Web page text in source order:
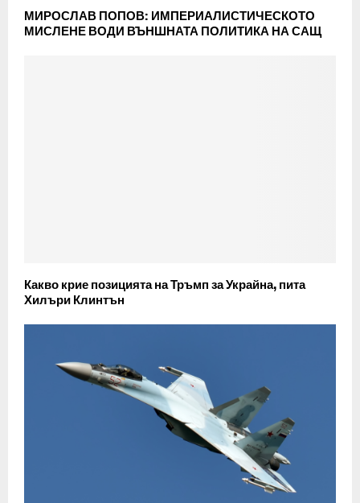
МИРОСЛАВ ПОПОВ: ИМПЕРИАЛИСТИЧЕСКОТО
МИСЛЕНЕ ВОДИ ВЪНШНАТА ПОЛИТИКА НА САЩ
Какво крие позицията на Тръмп за Украйна, пита
Хилъри Клинтън